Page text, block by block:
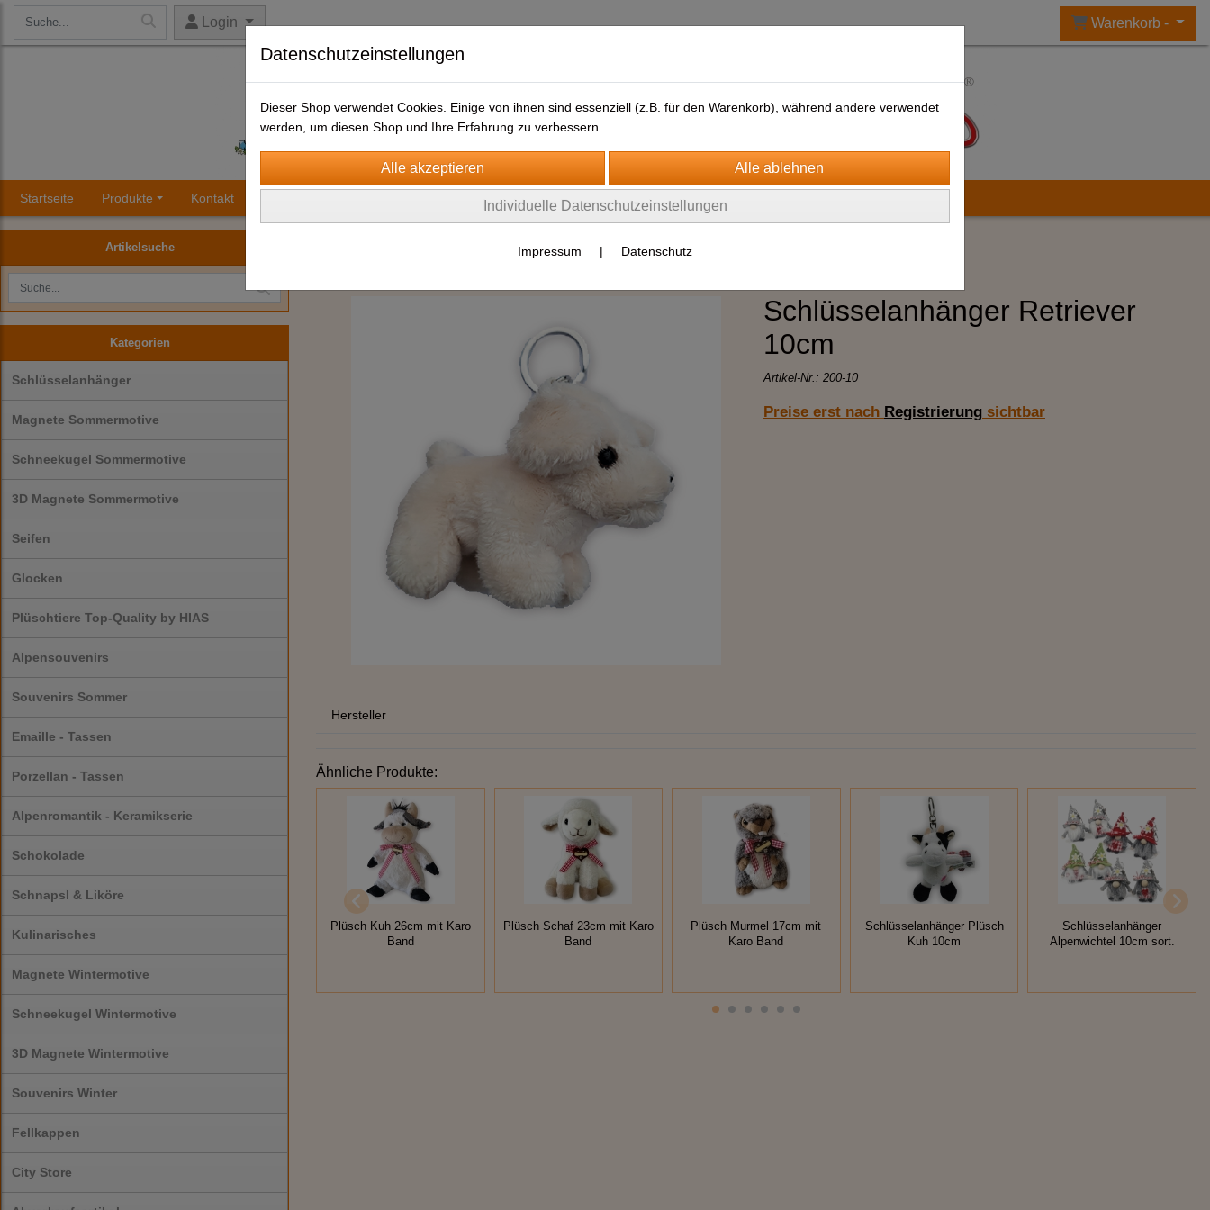
Login Warenkorb -
Startseite Produkte Kontakt
Artikelsuche
Kategorien
Schlüsselanhänger
Magnete Sommermotive
Schneekugel Sommermotive
3D Magnete Sommermotive
Seifen
Glocken
Plüschtiere Top-Quality by HIAS
Alpensouvenirs
Souvenirs Sommer
Emaille - Tassen
Porzellan - Tassen
Alpenromantik - Keramikserie
Schokolade
Schnapsl & Liköre
Kulinarisches
Magnete Wintermotive
Schneekugel Wintermotive
3D Magnete Wintermotive
Souvenirs Winter
Fellkappen
City Store
Schlüsselanhänger Retriever
10cm
Artikel-Nr.: 200-10
Preise erst nach Registrierung sichtbar
Hersteller
Ähnliche Produkte:
Plüsch Kuh 26cm mit Karo
Band
Plüsch Schaf 23cm mit Karo
Band
Plüsch Murmel 17cm mit
Karo Band
Schlüsselanhänger Plüsch
Kuh 10cm
Schlüsselanhänger
Alpenwichtel 10cm sort.
Datenschutzeinstellungen
Dieser Shop verwendet Cookies. Einige von ihnen sind essenziell (z.B. für den Warenkorb), während andere verwendet
werden, um diesen Shop und Ihre Erfahrung zu verbessern.
Individuelle Datenschutzeinstellungen
Impressum | Datenschutz